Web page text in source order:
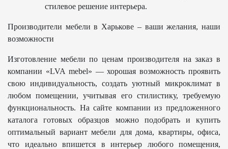
стилевое решение интерьера.
Производители мебели в Харькове – ваши желания, наши
возможности
Изготовление мебели по ценам производителя на заказ в
компании «LVA mebel» — хорошая возможность проявить
свою индивидуальность, создать уютный микроклимат в
любом помещении, учитывая его стилистику, требуемую
функциональность. На сайте компании из предложенного
каталога готовых образцов можно подобрать и купить
оптимальный вариант мебели для дома, квартиры, офиса,
что идеально впишется в интерьер любого помещения,